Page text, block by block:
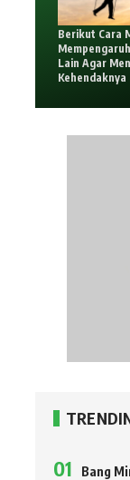
Berikut Cara
Lain Agar
Kehendaknya
Bang